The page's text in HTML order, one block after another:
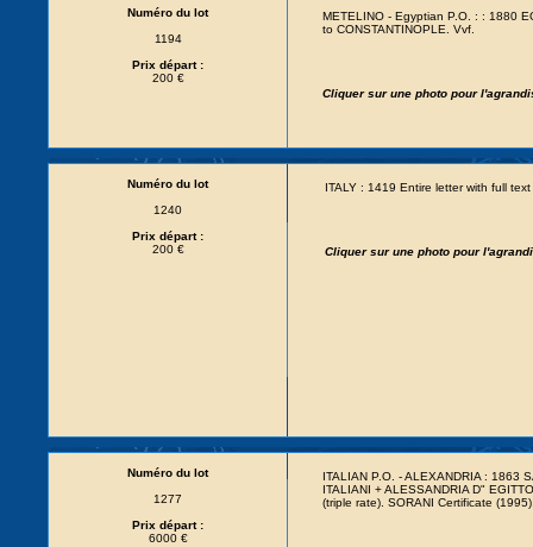
Numéro du lot
1194
Prix départ :
200 €
METELINO - Egyptian P.O. : : 1880
to CONSTANTINOPLE. Vvf.
Cliquer sur une photo pour
Numéro du lot
1240
Prix départ :
200 €
ITALY : 1419 Entire letter with full
Cliquer sur une photo pour
Numéro du lot
1277
Prix départ :
6000 €
ITALIAN P.O. - ALEXANDRIA : 1863
ITALIANI + ALESSANDRIA D"
(triple rate). SORANI Certificate